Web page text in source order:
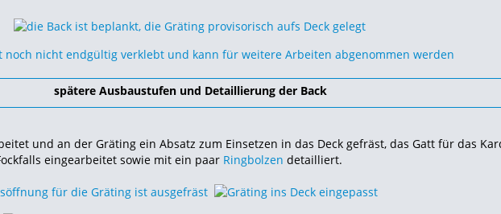
spätere Ausbaustufen und Detaillierung der Back
und an der Gräting ein Absatz zum Einsetzen in das Deck gefräst, das Gatt für das
eingearbeitet sowie mit ein paar Ringbolzen detailliert.